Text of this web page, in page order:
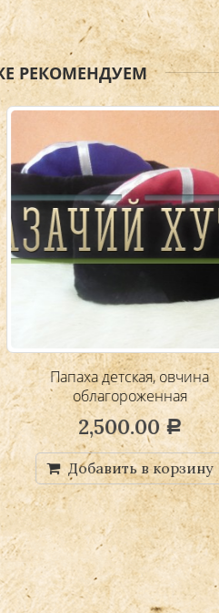
РЕКОМЕНДУЕМ
детская, овчина
облагороженная
2,500.00Р
Добавить в корзину